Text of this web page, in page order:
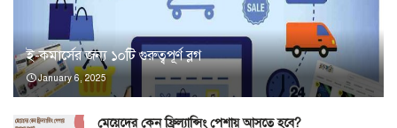
ই-কমার্সের জন্য ১০টি গুরুত্বপূর্ণ ব্লগ
January 6, 2025
মেয়েদের কেন ফ্রিল্যান্সিং পেশায় আসতে হবে?